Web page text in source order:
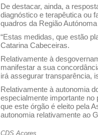
De destacar, ainda, a
diagnóstico e terapêutica ou
quadros da Região
“Estas medidas, que estão
Catarina Cabeceiras.
Relativamente à
manifestar a sua
irá assegurar transparência,
Relativamente à autonomia
especialmente importante
que este órgão é eleito pela
autonomia relativamente ao
CDS Açores